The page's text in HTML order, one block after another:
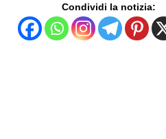
Condividi la notizia: